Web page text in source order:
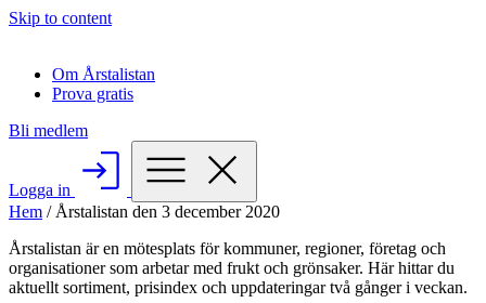
Skip to content
Om Årstalistan
Prova gratis
Bli medlem
Logga in
Hem / Årstalistan den 3 december 2020
Årstalistan är en mötesplats för kommuner, regioner, företag och
organisationer som arbetar med frukt och grönsaker. Här hittar du
aktuellt sortiment, prisindex och uppdateringar två gånger i veckan.